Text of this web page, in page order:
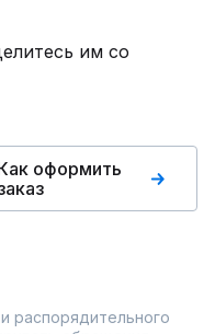
им со
оформить
распорядительного